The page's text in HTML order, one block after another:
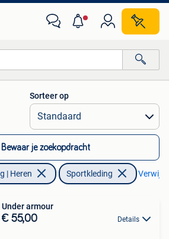
Alle afstanden…
Sorteer op
Bewaar je zoekopdracht
| Heren Sportkleding
Under armour
€ 55,00 Details